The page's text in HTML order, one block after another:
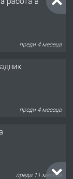
преди 4 месеца
преди 4 месеца
преди 11 месеца